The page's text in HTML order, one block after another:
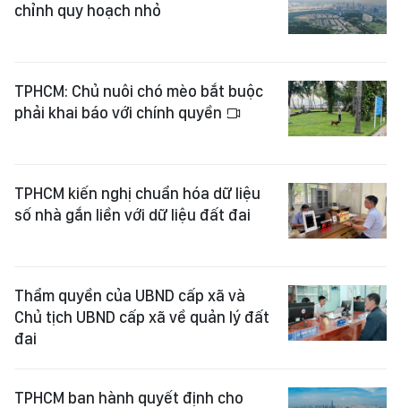
chỉnh quy hoạch nhỏ
TPHCM: Chủ nuôi chó mèo bắt buộc
phải khai báo với chính quyền
TPHCM kiến nghị chuẩn hóa dữ liệu
số nhà gắn liền với dữ liệu đất đai
Thẩm quyền của UBND cấp xã và
Chủ tịch UBND cấp xã về quản lý đất
đai
TPHCM ban hành quyết định cho